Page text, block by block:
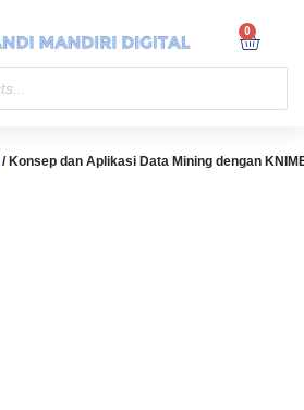
/ Konsep dan Aplikasi Data Mining dengan